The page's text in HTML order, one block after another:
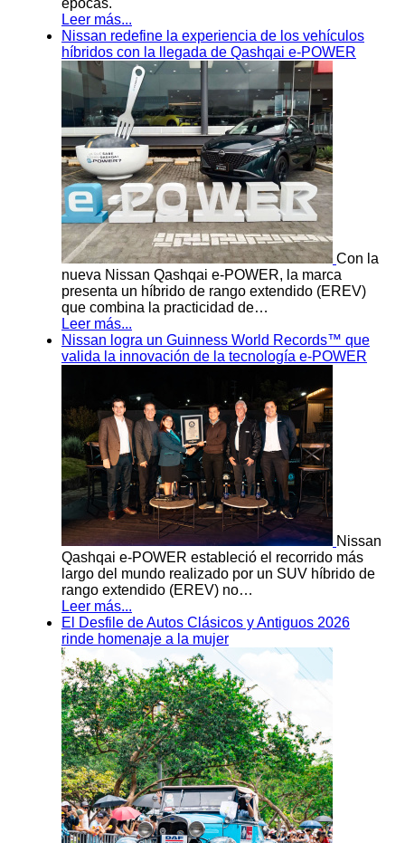
épocas.
Leer más...
Nissan redefine la experiencia de los vehículos
híbridos con la llegada de Qashqai e-POWER
Con la
nueva Nissan Qashqai e-POWER, la marca
presenta un híbrido de rango extendido (EREV)
que combina la practicidad de…
Leer más...
Nissan logra un Guinness World Records™ que
valida la innovación de la tecnología e-POWER
Nissan
Qashqai e-POWER estableció el recorrido más
largo del mundo realizado por un SUV híbrido de
rango extendido (EREV) no…
Leer más...
El Desfile de Autos Clásicos y Antiguos 2026
rinde homenaje a la mujer